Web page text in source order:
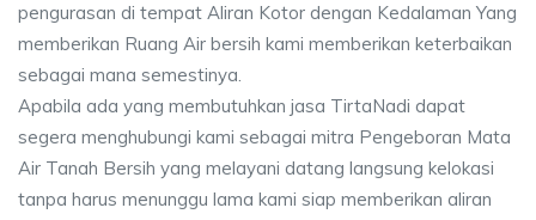
pengurasan di tempat Aliran Kotor dengan Kedalaman Yang
memberikan Ruang Air bersih kami memberikan keterbaikan
sebagai mana semestinya.
Apabila ada yang membutuhkan jasa TirtaNadi dapat
segera menghubungi kami sebagai mitra Pengeboran Mata
Air Tanah Bersih yang melayani datang langsung kelokasi
tanpa harus menunggu lama kami siap memberikan aliran